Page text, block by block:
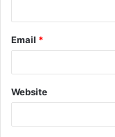
Email *
Website